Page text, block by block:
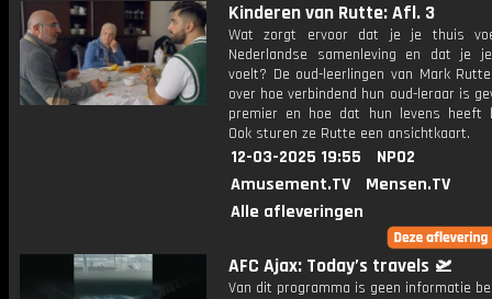
Kinderen van Rutte: Afl. 3
Wat zorgt ervoor dat je je thuis
Nederlandse samenleving en dat je
voelt? De oud-leerlingen van Mark
over hoe verbindend hun oud-leraar is
premier en hoe dat hun levens heeft
Ook sturen ze Rutte een ansichtkaart.
12-03-2025 19:55
NPO2
Amusement.TV
Mensen.TV
Alle afleveringen
AFC Ajax: Today’s travels 🛫
Van dit programma is geen informatie